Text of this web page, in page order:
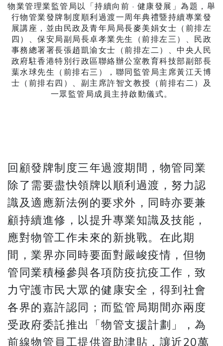
物業管理業監管局以「持續向前 · 健康發展」為題，舉
行物管業發牌制度順利過渡一周年典禮暨持續專業發
展講座，並由民政及青年局局長麥美娟女士（前排左
四）、保安局副局長卓孝業先生（前排左三）、民政
事務總署署長張趙凱渝女士（前排左二）、中央人民
政府駐香港特別行政區聯絡辦公室教育科技部副部長
葉水球先生（前排右三），聯同監管局主席黃江天博
士（前排右四）、副主席許智文教授（前排右二）及
一眾監管局成員主持啟動儀式。
回顧發牌制度三年過渡期間，物管同業
除了需要盡快領牌以順利過渡，努力認
識及適應新法例的要求外，同時亦要兼
顧持續進修，以提升專業知識及技能，
應對物管工作未來的新挑戰。在此期
間，業界亦同時要面對嚴峻疫情，但物
管同業積極參與各項防疫抗疫工作，致
力守護市民大眾的健康安全，得到社會
各界的嘉許認同；而監管局期間亦兩度
受政府委託推出「物管支援計劃」，為
前線物管員工提供資助津貼，讓近20萬